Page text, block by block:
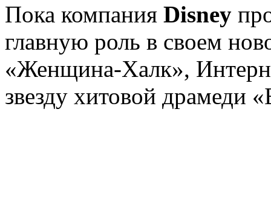
Пока компания Disney
главную роль в своем
«Женщина-Халк»,
звезду хитовой драмеди